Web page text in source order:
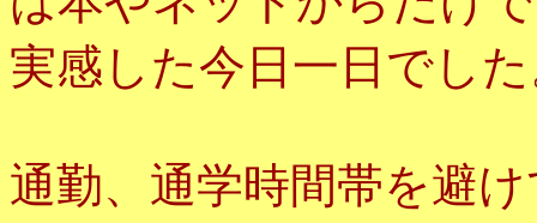
実感した今日一日でし
通勤、通学時間帯を避